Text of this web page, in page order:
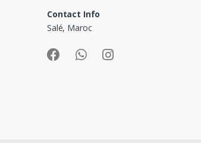
Contact Info
Salé, Maroc